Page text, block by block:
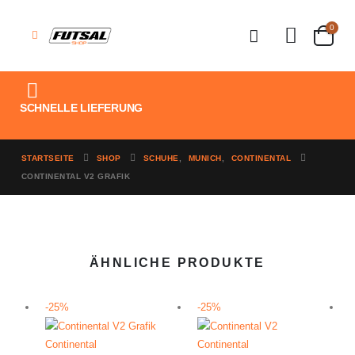
0
SCHNELLE LIEFERUNG
STARTSEITE SHOP SCHUHE MUNICH CONTINENTAL
CONTINENTAL V2 GRAFIK
ÄHNLICHE PRODUKTE
-25%
Continental
-25%
Continental